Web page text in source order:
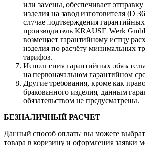
или замены, обеспечивает отправку
изделия на завод изготовителя (D
случае подтверждения гарантийных
производитель KRAUSE-Werk
возмещает гарантийному истцу
изделия по расчёту минимальных
тарифов.
Исполнения гарантийных
на первоначальном гарантийном
Другие требования, кроме как
бракованного изделия, данным
обязательством не предусматрены.
БЕЗНАЛИЧНЫЙ РАСЧЕТ
Данный способ оплаты вы можете
товара в коризину и оформления заявки